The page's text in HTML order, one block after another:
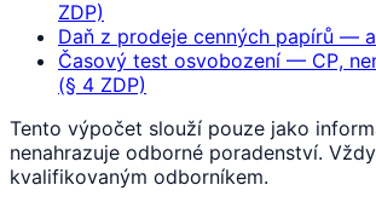
ZDP)
Daň z prodeje cenných papírů —
Časový test osvobození — CP,
(§ 4 ZDP)
Tento výpočet slouží pouze jako
nenahrazuje odborné poradenství.
kvalifikovaným odborníkem.